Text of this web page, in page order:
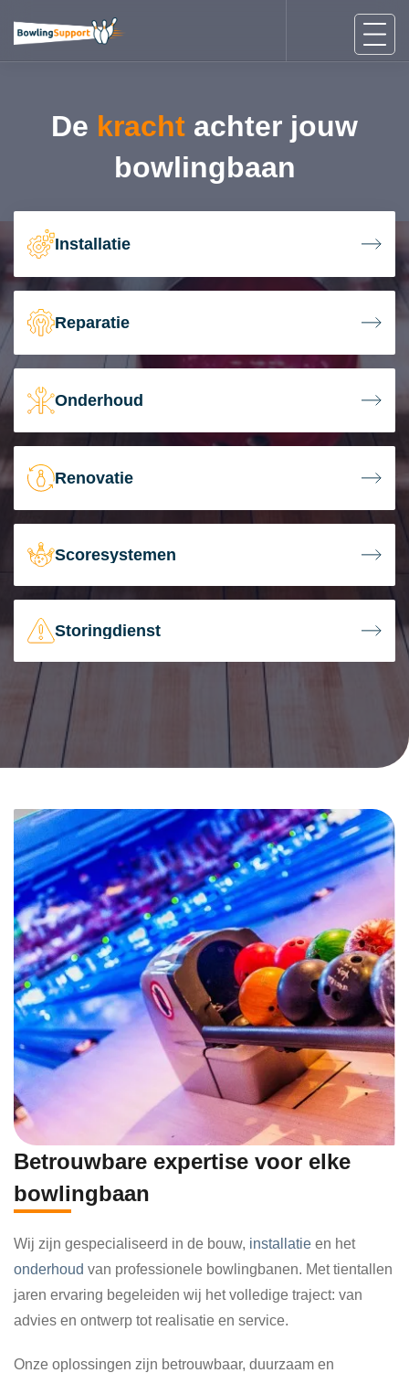
De kracht achter jouw
bowlingbaan
Installatie
Reparatie
Onderhoud
Renovatie
Scoresystemen
Storingdienst
Betrouwbare expertise voor elke
bowlingbaan
Wij zijn gespecialiseerd in de bouw, installatie en het
onderhoud van professionele bowlingbanen. Met tientallen
jaren ervaring begeleiden wij het volledige traject: van
advies en ontwerp tot realisatie en service.
Onze oplossingen zijn betrouwbaar, duurzaam en